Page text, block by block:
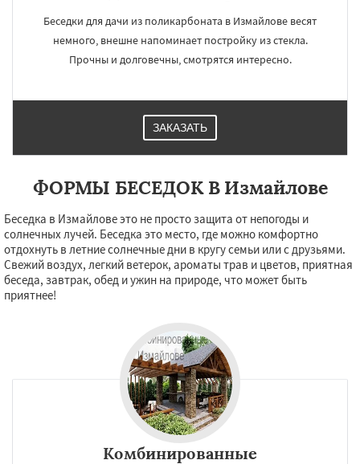
Ильинский Красково
Лесной
Монино Нахабино Некрасовское
Правдинский
Свердловск
Фряново Хорлово Черкизово Черусти
Шаховская
Беседки для дачи из поликарбоната в Измайлове весят
немного, внешне напоминает постройку из стекла.
Прочны и долговечны, смотрятся интересно.
ЗАКАЗАТЬ
ФОРМЫ БЕСЕДОК В Измайлове
Беседка в Измайлове это не просто защита от непогоды и
солнечных лучей. Беседка это место, где можно комфортно
отдохнуть в летние солнечные дни в кругу семьи или с друзьями.
Свежий воздух, легкий ветерок, ароматы трав и цветов, приятная
беседа, завтрак, обед и ужин на природе, что может быть
приятнее!
Комбинированные
Даю согласие на обработку персональных данных